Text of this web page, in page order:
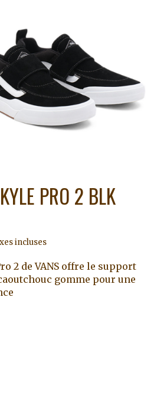
PRO 2 BLK
incluses
2 de VANS offre le support
gomme pour une